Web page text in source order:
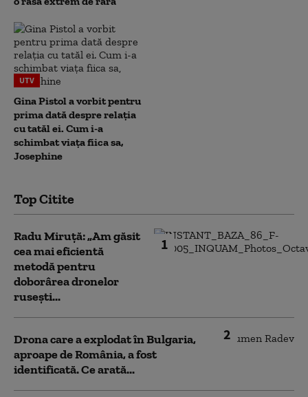
UTV
Gina Pistol a vorbit pentru
prima dată despre relația
cu tatăl ei. Cum i-a
schimbat viața fiica sa,
Josephine
Top Citite
1
Radu Miruță: „Am găsit
cea mai eficientă
metodă pentru
doborârea dronelor
rusești...
2
Drona care a explodat în Bulgaria,
aproape de România, a fost
identificată. Ce arată...